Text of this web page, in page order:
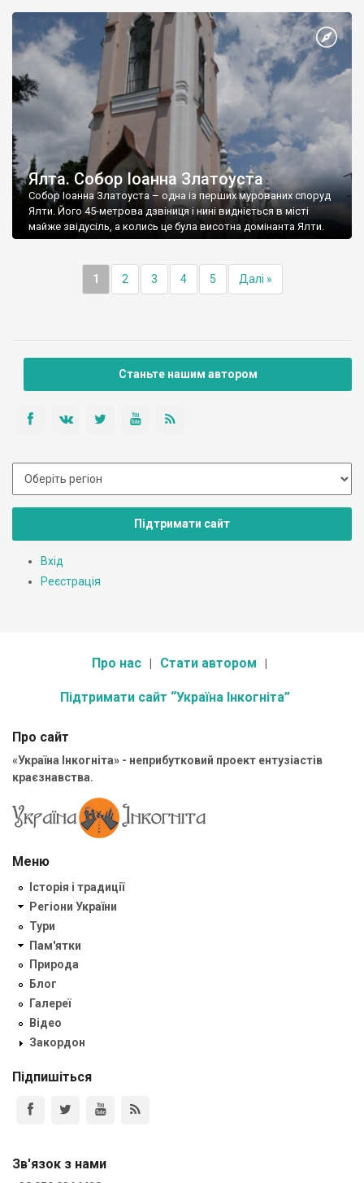
Ялта. Собор Іоанна Златоуста
Собор Іоанна Златоуста – одна із перших мурованих споруд
Ялти. Його 45-метрова дзвіниця і нині видніється в місті
майже звідусіль, а колись це була висотна домінанта Ялти.
1 2 3 4 5 Далі »
Станьте нашим автором
Підтримати сайт
Вхід
Реєстрація
Про нас Стати автором
Підтримати сайт “Україна Інкогніта”
Про сайт
«Україна Інкогніта» - неприбутковий проект ентузіастів
краєзнавства.
Меню
Історія і традиції
Регіони України
Тури
Пам'ятки
Природа
Блог
Галереї
Відео
Закордон
Підпишіться
Зв'язок з нами